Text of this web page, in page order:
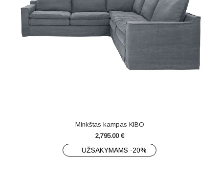
Minkštas kampas KIBO
2,795.00 €
UŽSAKYMAMS -20%